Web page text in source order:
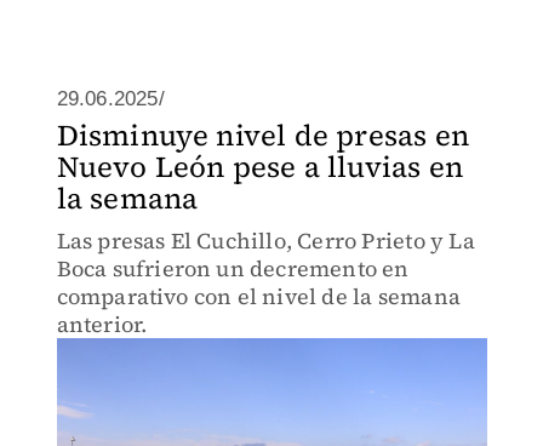
29.06.2025/
Disminuye nivel de presas en
Nuevo León pese a lluvias en
la semana
Las presas El Cuchillo, Cerro Prieto y La
Boca sufrieron un decremento en
comparativo con el nivel de la semana
anterior.